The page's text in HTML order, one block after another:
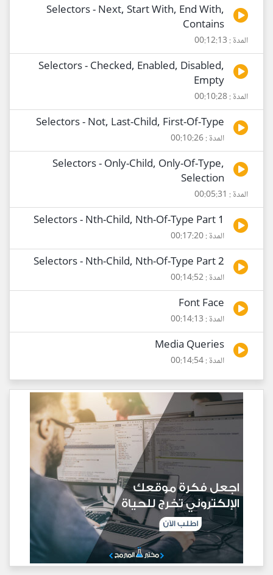
Selectors - Next, Start With, End With,
Contains
المدة : 00:12:13
Selectors - Checked, Enabled, Disabled,
Empty
المدة : 00:10:28
Selectors - Not, Last-Child, First-Of-Type
المدة : 00:10:26
Selectors - Only-Child, Only-Of-Type,
Selection
المدة : 00:05:31
Selectors - Nth-Child, Nth-Of-Type Part 1
المدة : 00:17:20
Selectors - Nth-Child, Nth-Of-Type Part 2
المدة : 00:14:52
Font Face
المدة : 00:14:13
Media Queries
المدة : 00:14:54